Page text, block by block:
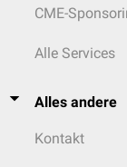
CME-
Alle Services
Alles andere
Kontakt